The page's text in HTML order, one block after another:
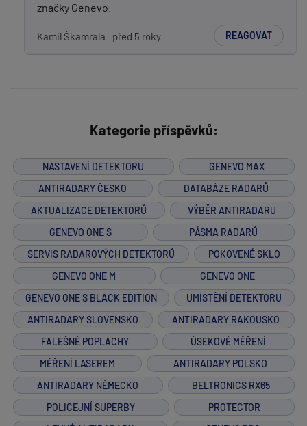
značky Genevo.
Kamil Škamrala před 5 roky REAGOVAT
Kategorie příspěvků:
NASTAVENÍ DETEKTORU
GENEVO MAX
ANTIRADARY ČESKO
DATABÁZE RADARŮ
AKTUALIZACE DETEKTORŮ
VÝBĚR ANTIRADARU
GENEVO ONE S
PÁSMA RADARŮ
SERVIS RADAROVÝCH DETEKTORŮ
POKOVENÉ SKLO
GENEVO ONE M
GENEVO ONE
GENEVO ONE S BLACK EDITION
UMÍSTĚNÍ DETEKTORU
ANTIRADARY SLOVENSKO
ANTIRADARY RAKOUSKO
FALEŠNÉ POPLACHY
ÚSEKOVÉ MĚŘENÍ
MĚŘENÍ LASEREM
ANTIRADARY POLSKO
ANTIRADARY NĚMECKO
BELTRONICS RX65
POLICEJNÍ SUPERBY
PROTECTOR